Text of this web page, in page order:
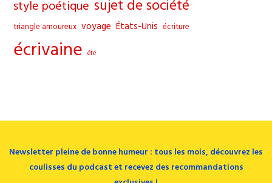
style poétique sujet de société
triangle amoureux voyage États-Unis écriture
écrivaine été
Newsletter pleine de bonne humeur : tous les mois, découvrez les
coulisses du podcast et recevez des recommandations